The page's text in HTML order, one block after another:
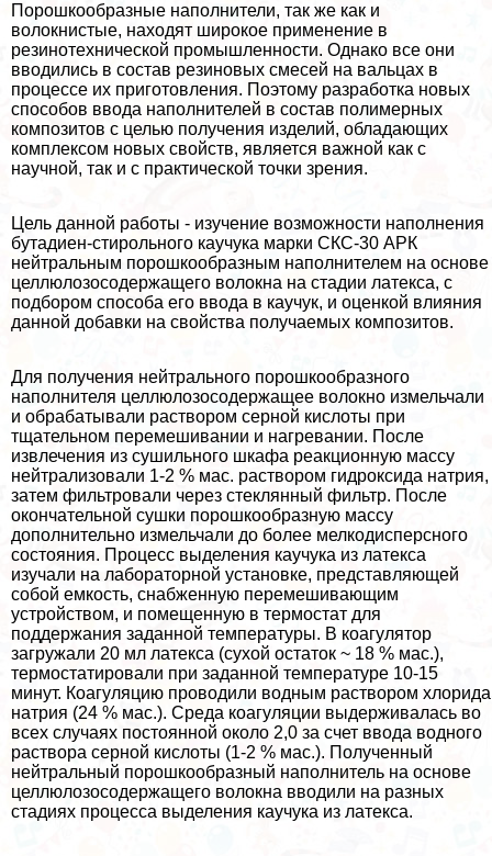
Порошкообразные наполнители, так же как и
волокнистые, находят широкое применение в
резинотехнической промышленности. Однако все они
вводились в состав резиновых смесей на вальцах в
процессе их приготовления. Поэтому разработка новых
способов ввода наполнителей в состав полимерных
композитов с целью получения изделий, обладающих
комплексом новых свойств, является важной как с
научной, так и с пpaктической точки зрения.
Цель данной работы - изучение возможности наполнения
бутадиен-стирольного каучука марки CКC-30 АРК
нейтральным порошкообразным наполнителем на основе
целлюлозосодержащего волокна на стадии латекса, с
подбором способа его ввода в каучук, и оценкой влияния
данной добавки на свойства получаемых композитов.
Для получения нейтрального порошкообразного
наполнителя целлюлозосодержащее волокно измельчали
и обpaбатывали раствором серной кислоты при
тщательном перемешивании и нагревании. После
извлечения из сушильного шкафа реакционную массу
нейтрализовали 1-2 % мас. раствором гидроксида натрия,
затем фильтровали через стеклянный фильтр. После
окончательной сушки порошкообразную массу
дополнительно измельчали до более мелкодисперсного
состояния. Процесс выделения каучука из латекса
изучали на лабораторной установке, представляющей
собой емкость, снабженную перемешивающим
устройством, и помещенную в термостат для
поддержания заданной температуры. В коагулятор
загружали 20 мл латекса (сухой остаток ~ 18 % мас.),
термостатировали при заданной температуре 10-15
минут. Коагуляцию проводили водным раствором хлорида
натрия (24 % мас.). Среда коагуляции выдерживалась во
всех случаях постоянной около 2,0 за счет ввода водного
раствора серной кислоты (1-2 % мас.). Полученный
нейтральный порошкообразный наполнитель на основе
целлюлозосодержащего волокна вводили на разных
стадиях процесса выделения каучука из латекса.